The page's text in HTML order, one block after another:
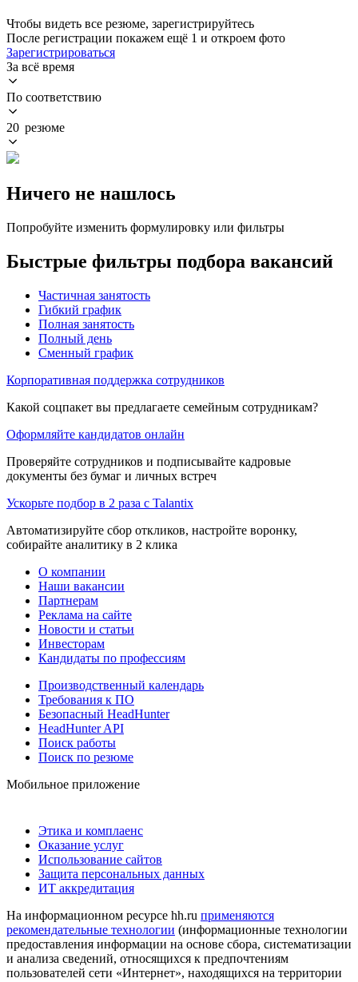
Чтобы видеть все резюме, зарегистрируйтесь
После регистрации покажем ещё 1 и откроем фото
Зарегистрироваться
За всё время
По соответствию
20 резюме
Ничего не нашлось
Попробуйте изменить формулировку или фильтры
Быстрые фильтры подбора вакансий
Частичная занятость
Гибкий график
Полная занятость
Полный день
Сменный график
Корпоративная поддержка сотрудников
Какой соцпакет вы предлагаете семейным сотрудникам?
Оформляйте кандидатов онлайн
Проверяйте сотрудников и подписывайте кадровые
документы без бумаг и личных встреч
Ускорьте подбор в 2 раза с Talantix
Автоматизируйте сбор откликов, настройте воронку,
собирайте аналитику в 2 клика
О компании
Наши вакансии
Партнерам
Реклама на сайте
Новости и статьи
Инвесторам
Кандидаты по профессиям
Производственный календарь
Требования к ПО
Безопасный HeadHunter
HeadHunter API
Поиск работы
Поиск по резюме
Мобильное приложение
Этика и комплаенс
Оказание услуг
Использование сайтов
Защита персональных данных
ИТ аккредитация
На информационном ресурсе hh.ru применяются
рекомендательные технологии (информационные технологии
предоставления информации на основе сбора, систематизации
и анализа сведений, относящихся к предпочтениям
пользователей сети «Интернет», находящихся на территории